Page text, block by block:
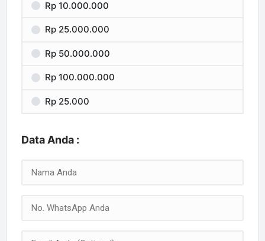
Rp 10.000.000
Rp 25.000.000
Rp 50.000.000
Rp 100.000.000
Rp 25.000
Data Anda :